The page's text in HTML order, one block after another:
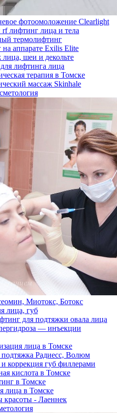
фотоомоложение Clearlight
лифтинг лица и тела
термолифтинг
аппарате Exilis Elite
шеи и декольте
лифтинга лица
терапия в Томске
массаж Skinhale
Миотокс, Ботокс
лица, губ
для подтяжки овала лица
— инъекции
лица в Томске
Радиесс, Волюм
коррекция губ филлерами
кислота в Томске
в Томске
лица в Томске
красоты - Лаеннек